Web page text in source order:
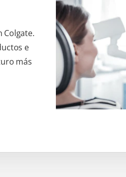
Colgate.
e
más